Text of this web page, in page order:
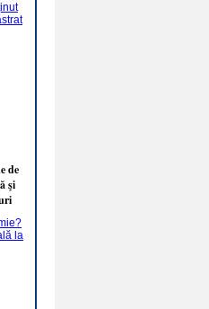
de
şi